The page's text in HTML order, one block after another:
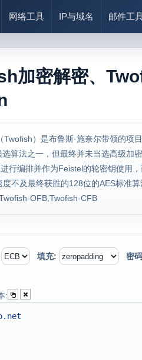
网络工具 IP与域名 邮件工
加密解密、
Twofish）是布鲁斯·施奈尔带领的
选算法之一，但最终并未当选高级
进行编排并作为Feistel的轮密钥使用
度不及最终获胜的128位的AES标准
OFB,Twofish-CFB
填充: 密
: